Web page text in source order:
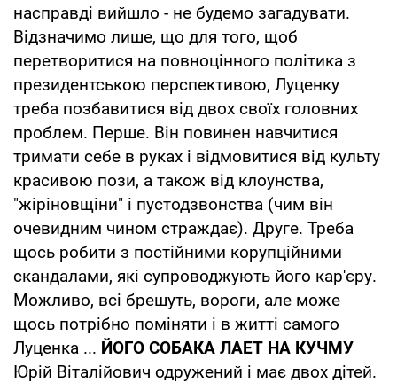
насправді вийшло - не будемо загадувати.
Відзначимо лише, що для того, щоб
перетворитися на повноцінного політика з
президентською перспективою, Луценку
треба позбавитися від двох своїх головних
проблем. Перше. Він повинен навчитися
тримати себе в руках і відмовитися від культу
красивою пози, а також від клоунства,
"жіріновщіни" і пустодзвонства (чим він
очевидним чином страждає). Друге. Треба
щось робити з постійними корупційними
скандалами, які супроводжують його кар'єру.
Можливо, всі брешуть, вороги, але може
щось потрібно поміняти і в житті самого
Луценка ... ЙОГО СОБАКА ЛАЕТ НА КУЧМУ
Юрій Віталійович одружений і має двох дітей.